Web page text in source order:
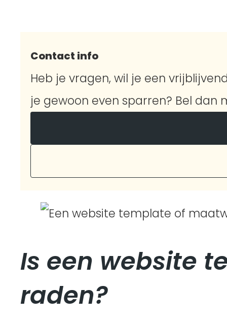
Contact info
Heb je vragen, wil je een
je gewoon even sparren? Bel dan
Is een website
raden?